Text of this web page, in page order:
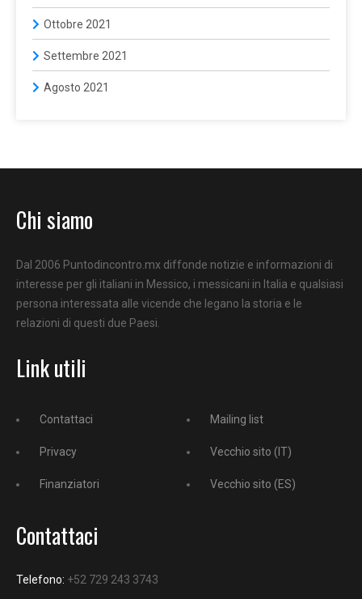
Ottobre 2021
Settembre 2021
Agosto 2021
Chi siamo
Dal 2006 Puntodincontro.mx diffonde notizie e informazioni di
interesse per gli italiani in Messico, i messicani in Italia e qualsiasi
persona interessata alle vicende che legano la storia e le
relazioni di questi due Paesi.
Link utili
Contattaci
Privacy
Finanziatori
Mailing list
Vecchio sito (IT)
Vecchio sito (ES)
Contattaci
Telefono: +52 729 243 3743